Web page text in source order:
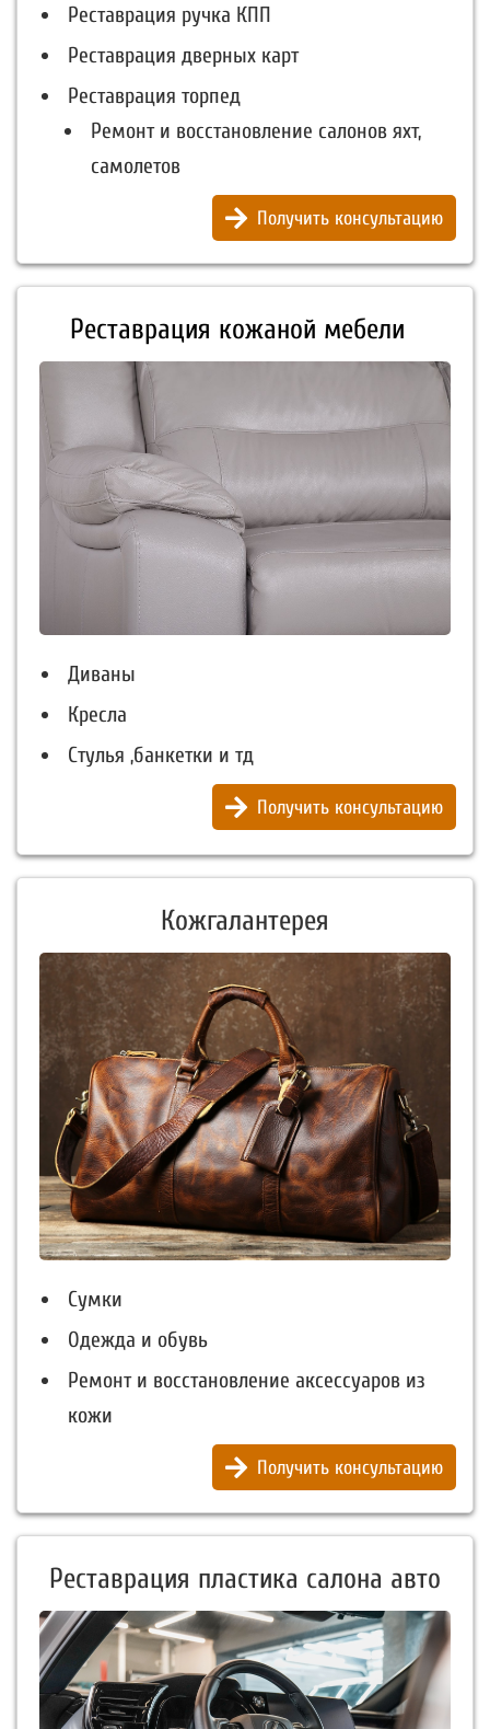
Реставрация ручка КПП
Реставрация дверных карт
Реставрация торпед
Ремонт и восстановление салонов яхт,
самолетов
Получить консультацию
Реставрация кожаной мебели
Диваны
Кресла
Стулья ,банкетки и тд
Получить консультацию
Кожгалантерея
Сумки
Одежда и обувь
Ремонт и восстановление аксессуаров из
кожи
Получить консультацию
Реставрация пластика салона авто